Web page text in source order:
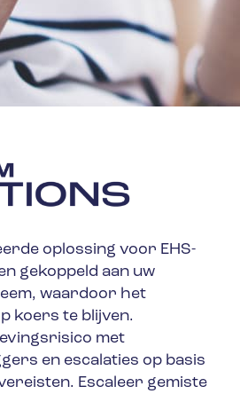
oplossing voor EHS-
gekoppeld aan uw
waardoor het
koers te blijven.
met
en escalaties op basis
Escaleer gemiste